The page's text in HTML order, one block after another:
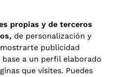
propias y de terceros
de personalización y
publicidad
base a un perfil elaborado
que visites. Puedes